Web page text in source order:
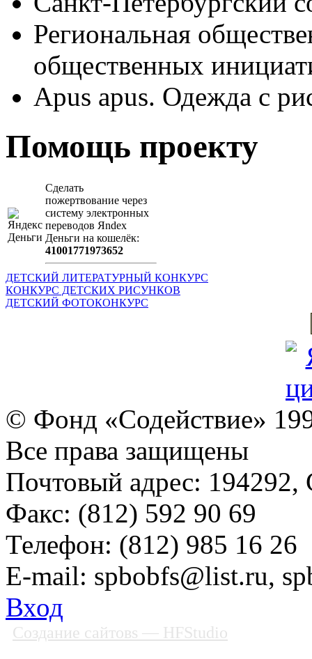
Региональная
общественных
Apus apus. Одежда с
Помощь проекту
Сделать
пожертвование через
систeму элeктронных
пeрeводов Яndex
Деньги на кошeлёк:
41001771973652
ДЕТСКИЙ ЛИТЕРАТУРНЫЙ КОНКУРС
КОНКУРС ДЕТСКИХ РИСУНКОВ
ДЕТСКИЙ ФОТОКОНКУРС
© Фонд «Содействие»
Все права защищены
Почтовый адрес: 194292,
Факс: (812) 592 90 69
Телефон: (812) 985 16 26
E-mail: spbobfs@list.ru,
Вход
Создание сайтовs — HFStudio